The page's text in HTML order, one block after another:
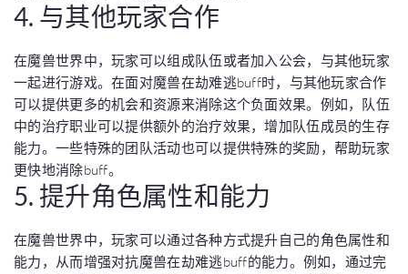
4. 与其他玩家合作
在魔兽世界中，玩家可以组成队伍或者加入公会，与其他玩家
一起进行游戏。在面对魔兽在劫难逃buff时，与其他玩家合作
可以提供更多的机会和资源来消除这个负面效果。例如，队伍
中的治疗职业可以提供额外的治疗效果，增加队伍成员的生存
能力。一些特殊的团队活动也可以提供特殊的奖励，帮助玩家
更快地消除buff。
5. 提升角色属性和能力
在魔兽世界中，玩家可以通过各种方式提升自己的角色属性和
能力，从而增强对抗魔兽在劫难逃buff的能力。例如，通过完